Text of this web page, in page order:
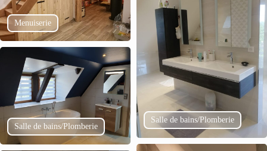
Menuiserie
Salle de bains/Plomberie
Salle de bains/Plomberie